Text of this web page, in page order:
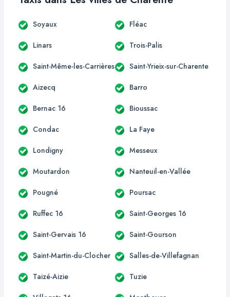
Soyaux Fléac
Linars Trois-Palis
Saint-Même-les-Carrières Saint-Yrieix-sur-Charente
Aizecq Barro
Bernac 16 Bioussac
Condac La Faye
Londigny Messeux
Moutardon Nanteuil-en-Vallée
Pougné Poursac
Ruffec 16 Saint-Georges 16
Saint-Gervais 16 Saint-Gourson
Saint-Martin-du-Clocher Salles-de-Villefagnan
Taizé-Aizie Tuzie